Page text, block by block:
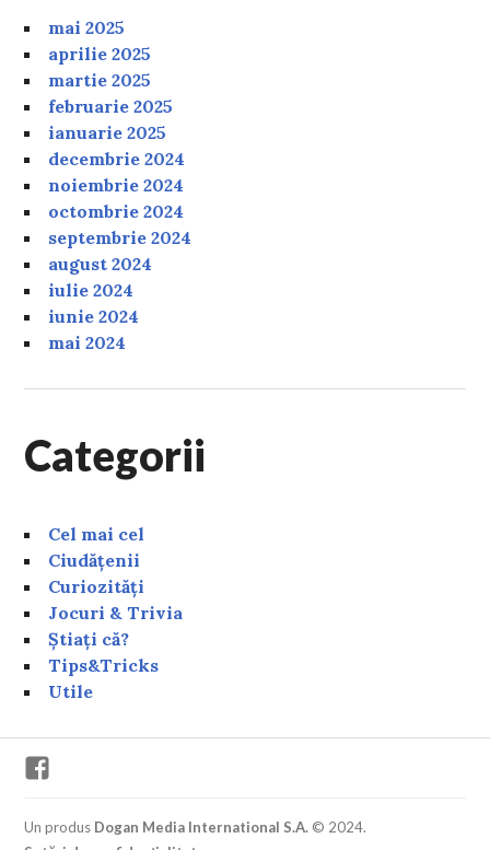
mai 2025
aprilie 2025
martie 2025
februarie 2025
ianuarie 2025
decembrie 2024
noiembrie 2024
octombrie 2024
septembrie 2024
august 2024
iulie 2024
iunie 2024
mai 2024
Categorii
Cel mai cel
Ciudățenii
Curiozități
Jocuri & Trivia
Știați că?
Tips&Tricks
Utile
Un produs Dogan Media International S.A. © 2024.